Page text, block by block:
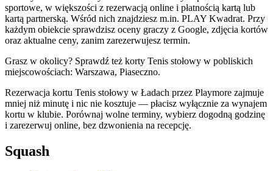
sportowe, w większości z rezerwacją online i płatnością kartą lub
kartą partnerską. Wśród nich znajdziesz m.in. PLAY Kwadrat. Przy
każdym obiekcie sprawdzisz oceny graczy z Google, zdjęcia kortów
oraz aktualne ceny, zanim zarezerwujesz termin.
Grasz w okolicy? Sprawdź też korty Tenis stołowy w pobliskich
miejscowościach: Warszawa, Piaseczno.
Rezerwacja kortu Tenis stołowy w Ładach przez Playmore zajmuje
mniej niż minutę i nic nie kosztuje — płacisz wyłącznie za wynajem
kortu w klubie. Porównaj wolne terminy, wybierz dogodną godzinę
i zarezerwuj online, bez dzwonienia na recepcję.
Squash